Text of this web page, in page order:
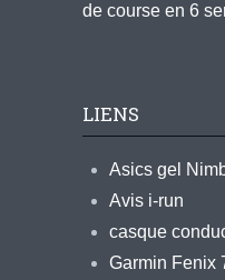
de course en 6
LIENS
Asics gel
Avis i-run
casque
Garmin Fenix